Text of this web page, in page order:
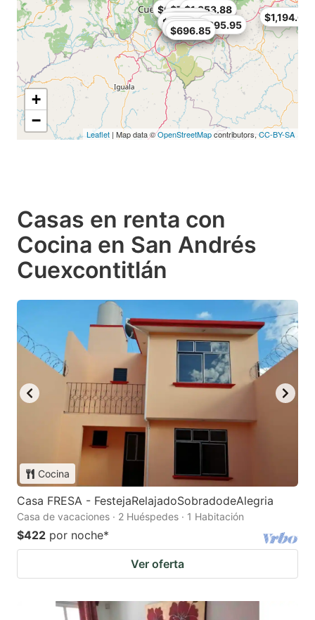
$637.12
$696.85
$716.76
$756.58
$876.04$895.95
$995.5
$1,035.32
$1,194.6
$596
$1,294.15
$1,353.88
+
−
Leaflet | Map data ©OpenStreetMapcontributors, CC-BY-SA
Casas en renta con
Cocina en San Andrés
Cuexcontitlán
Cocina
Casa FRESA - FestejaRelajadoSobradodeAlegria
Casa de vacaciones · 2 Huéspedes · 1 Habitación
$422 por noche*
Ver oferta